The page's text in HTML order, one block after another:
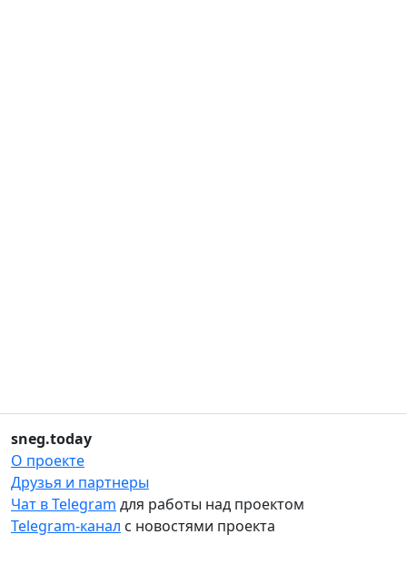
sneg.today
О проекте
Друзья и партнеры
Чат в Telegram для работы над проектом
Telegram-канал с новостями проекта